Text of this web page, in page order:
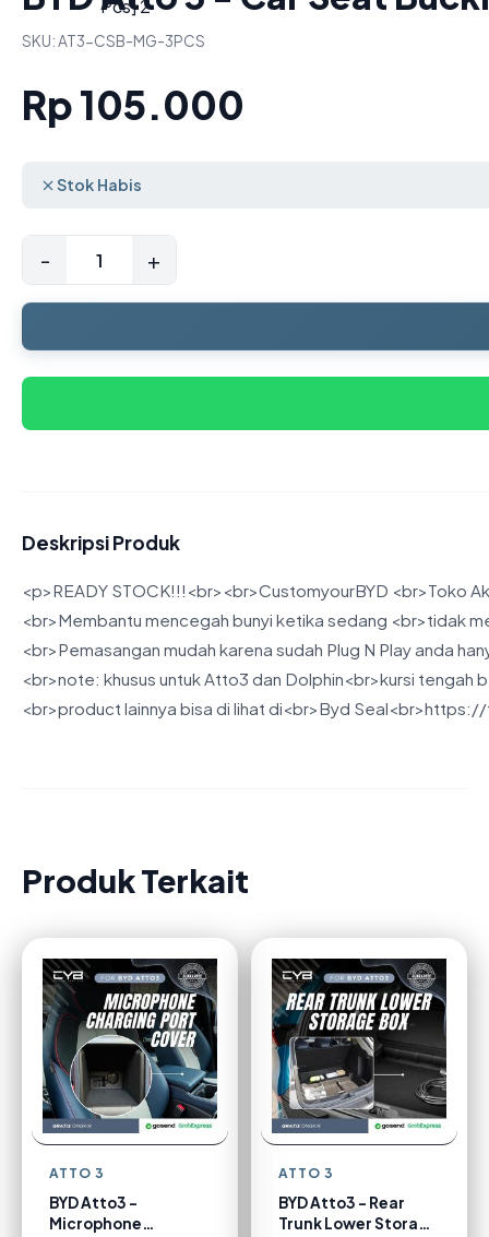
SKU: AT3-CSB-MG-3PCS
Rp 105.000
Stok Habis
- +
Deskripsi Produk
<p>READY STOCK!!!<br><br>CustomyourBYD <br>Toko
<br>Membantu mencegah bunyi ketika sedang <br>tidak
<br>Pemasangan mudah karena sudah Plug N Play anda
<br>note: khusus untuk Atto3 dan Dolphin<br>kursi tengah
<br>product lainnya bisa di lihat di<br>Byd
Produk Terkait
ATTO 3
BYD Atto3 -
Microphone
ATTO 3
BYD Atto3 - Rear
Trunk Lower Storage